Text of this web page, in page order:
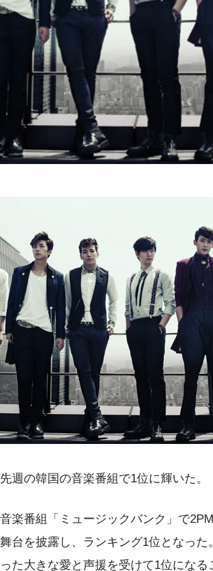
週の韓国の音楽番組で1位に輝いた。
楽番組「ミュージックバンク」で
台を披露し、ランキング1位となった
た大きな愛と声援を受けて1位にな